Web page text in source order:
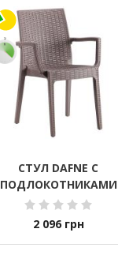
СТУЛ DAFNE С
ПОДЛОКОТНИКАМИ
2 096 грн